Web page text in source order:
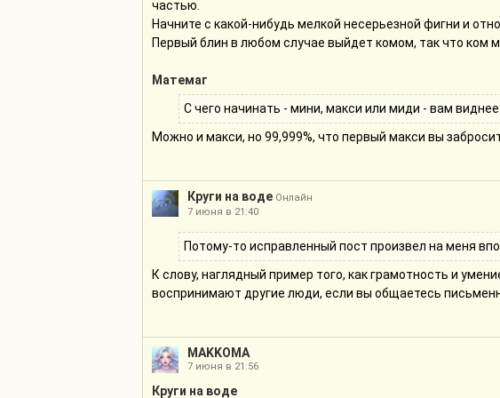
регулярно.
частью.
Начните с какой-нибудь мелкой несерьезной фигни и
Первый блин в любом случае выйдет комом, так что ком
Матемаг
С чего начинать - мини, макси или миди - вам виднее.
Можно и макси, но 99,999%, что первый макси вы
Круги на воде Онлайн
7 июня в 21:40
Потому-то исправленный пост произвел на меня
К слову, наглядный пример того, как грамотность и
воспринимают другие люди, если вы общаетесь
MAKKOMA
7 июня в 21:56
Круги на воде